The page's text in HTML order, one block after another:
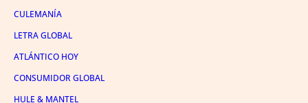
CULEMANÍA
LETRA GLOBAL
ATLÁNTICO HOY
CONSUMIDOR GLOBAL
HULE & MANTEL